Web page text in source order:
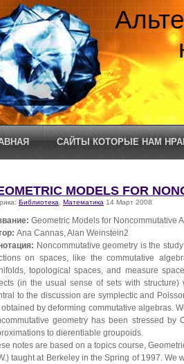
САЙТЫ КОТОРЫЕ НАМ
MODELS FOR
Библиотека Математика 14 Март 2008
Geometric Models for Noncommutative
Ana Cannas, Alan Weinstein2
Noncommutative geometry is the
on spaces, like the commutative
topological spaces, and measure
(in the usual sense of sets with structure)
to the discussion are symplectic and
by deforming commutative algebras.
geometry has been stressed
to dierentiable groupoids.
notes are based on a topics course,
taught at Berkeley in the Spring of 1997.